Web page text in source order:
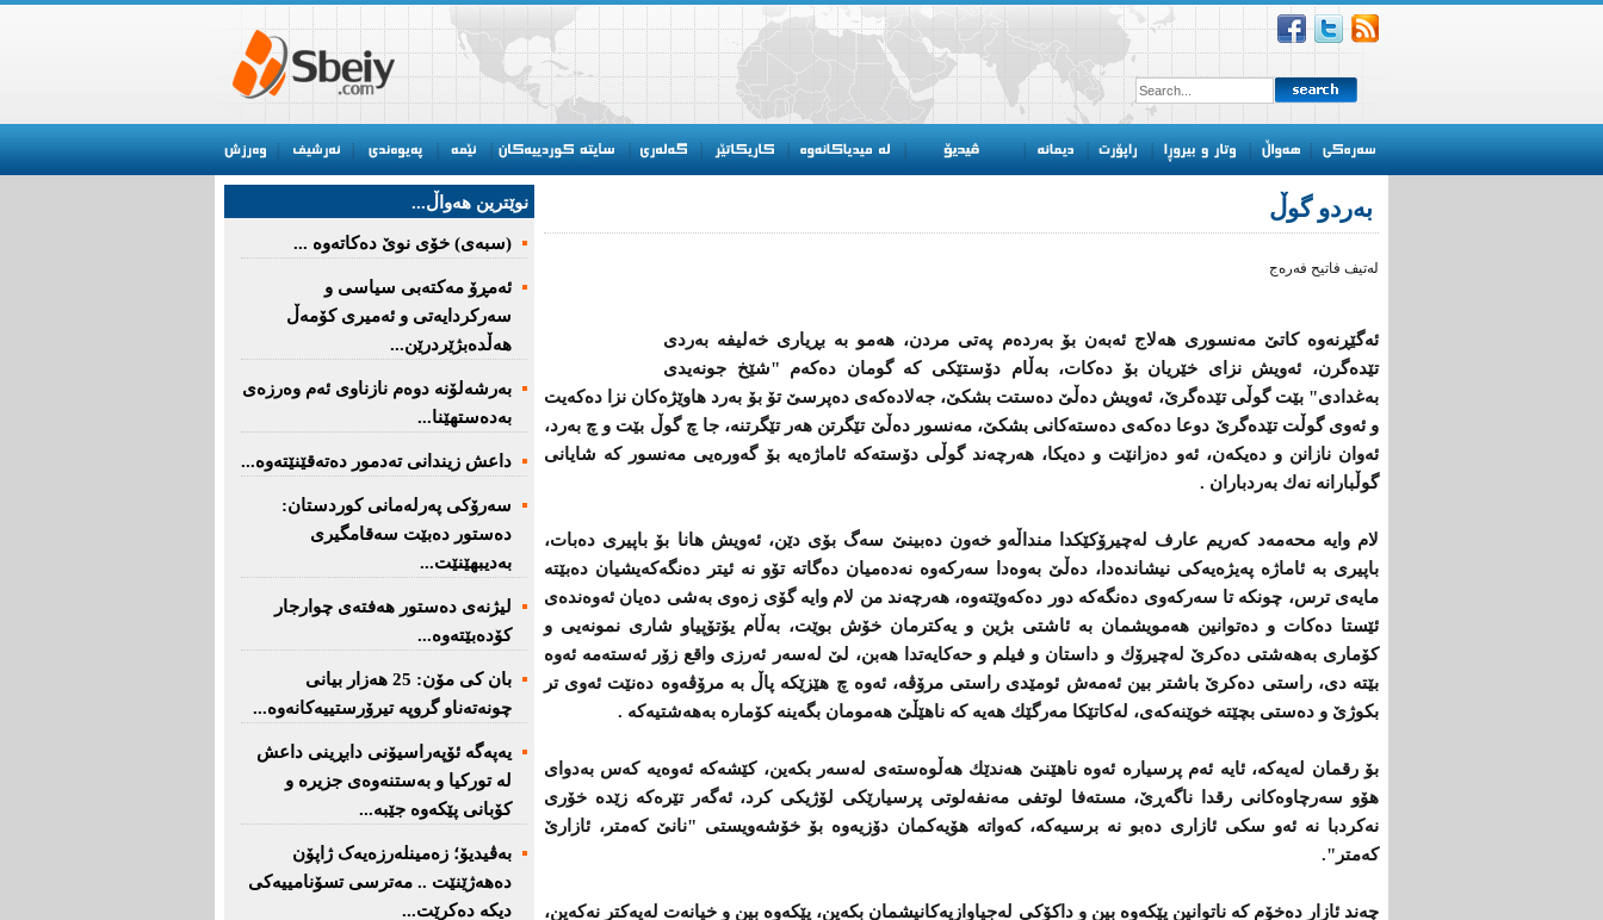
به‌ردو گوڵ
له‌تیف فاتیح فه‌ره‌ج
ئه‌گێڕنه‌وه‌ كاتێ‌ مه‌نسوری‌ هه‌لاج ئه‌به‌ن بۆ به‌رده‌م په‌تی‌ مردن، هه‌مو به‌ بڕیاری‌ خه‌لیفه‌ به‌ردی‌
تێده‌گرن، ئه‌ویش نزای‌ خێریان بۆ ده‌كات، بەڵام دۆستێكی‌ كه‌ گومان ده‌كه‌م "شێخ جونه‌یدی‌
به‌غدادی‌" بێت گوڵی‌ تێده‌گرێ‌، ئه‌ویش ده‌ڵێ‌ ده‌ستت بشكێ‌، جه‌لاده‌كه‌ی‌ ده‌پرسێ‌ تۆ بۆ به‌رد هاوێژه‌كان نزا ده‌كه‌یت
و ئه‌وی‌ گوڵت تێده‌گرێ‌ دوعا ده‌كه‌ی‌ ده‌سته‌كانی‌ بشكێ‌، مه‌نسور ده‌ڵێ‌ تێگرتن هه‌ر تێگرتنه‌، جا چ گوڵ بێت و چ به‌رد،
ئه‌وان نازانن و ده‌یكه‌ن، ئه‌و ده‌زانێت و ده‌یكا، هه‌رچه‌ند گوڵی‌ دۆسته‌كه‌ ئاماژه‌یه‌ بۆ گه‌وره‌یی‌ مه‌نسور كه‌ شایانی‌
گوڵبارانه‌ نه‌ك به‌ردباران .
لام وایه‌ محه‌مه‌د كه‌ریم عارف له‌چیرۆكێكدا منداڵه‌و خه‌ون ده‌بینێ‌ سه‌گ بۆی‌ دێن، ئه‌ویش هانا بۆ باپیری‌ ده‌بات،
باپیری‌ به‌ ئاماژه‌ په‌یژه‌یه‌كی‌ نیشانده‌دا، ده‌ڵێ‌ به‌وه‌دا سه‌ركه‌وه‌ نه‌ده‌میان ده‌گاته‌ تۆو نه‌ ئیتر ده‌نگه‌كه‌یشیان ده‌بێته‌
مایه‌ی‌ ترس، چونكه‌ تا سه‌ركه‌وی‌ ده‌نگه‌كه‌ دور ده‌كه‌وێته‌وه‌، هه‌رچه‌ند من لام وایه‌ گۆی‌ زه‌وی‌ به‌شی‌ ده‌یان ئه‌وه‌نده‌ی‌
ئێستا ده‌كات و ده‌توانین هه‌مویشمان به‌ ئاشتی‌ بژین و یه‌كترمان خۆش بوێت، بەڵام یۆتۆپیاو شاری‌ نمونه‌یی‌ و
كۆماری‌ به‌هه‌شتی‌ ده‌كرێ‌ له‌چیرۆك و داستان و فیلم و حه‌كایه‌تدا هه‌بن، لێ‌ له‌سه‌ر ئه‌رزی‌ واقع زۆر ئه‌سته‌مه‌ ئه‌وه‌
بێته‌ دی‌، راستی‌ ده‌كرێ‌ باشتر بین ئه‌مه‌ش ئومێدی‌ راستی‌ مرۆڤه‌، ئه‌وه‌ چ هێزێكه‌ پاڵ به‌ مرۆڤه‌وه‌ ده‌نێت ئه‌وی‌ تر
بكوژێ‌ و ده‌ستی‌ بچێته‌ خوێنه‌كه‌ی‌، له‌كاتێكا مه‌رگێك هه‌یه‌ كه‌ ناهێڵێ‌ هه‌مومان بگه‌ینه‌ كۆماره‌ به‌هه‌شتیه‌كه‌ .
بۆ رقمان له‌یه‌كه‌، ئایه‌ ئه‌م پرسیاره‌ ئه‌وه‌ ناهێنێ‌ هه‌ندێك هه‌ڵوه‌سته‌ی‌ له‌سه‌ر بكه‌ین، كێشه‌كه‌ ئه‌وه‌یه‌ كه‌س به‌دوای‌
هۆو سه‌رچاوه‌كانی‌ رقدا ناگه‌ڕێ‌، مسته‌فا لوتفی‌ مه‌نفه‌لوتی‌ پرسیارێكی‌ لۆژیكی‌ كرد، ئه‌گه‌ر تێره‌كه‌ زێده‌ خۆری‌
نه‌كردبا نه‌ ئه‌و سكی‌ ئازاری‌ ده‌بو نه‌ برسیه‌كه‌، كه‌واته‌ هۆیه‌كمان دۆزیه‌وه‌ بۆ خۆشه‌ویستی‌ "نانێ‌ كه‌متر، ئازارێ‌
كه‌متر".
چه‌ند ئازار ده‌خۆم كه‌ ناتوانین پێكه‌وه‌ بین و داكۆكی‌ له‌جیاوازیه‌كانیشمان بكه‌ین، پێكه‌وه‌ بین و خیانه‌ت له‌یه‌كتر نه‌كه‌ین،
نوێترین هه‌واڵ...
(سبەى) خۆى نوێ دەکاتەوە ...
ئه‌مڕۆ مه‌كته‌بی‌ سیاسی‌ و
سه‌ركردایه‌تی‌ و ئه‌میری‌ كۆمه‌ڵ
هەڵدەبژێردرێن...
به‌رشه‌لۆنه‌ دوه‌م نازناوی ئه‌م وه‌رزه‌ی
به‌ده‌ستهێنا...
داعش زیندانی تەدمور دەتەقێنێتەوە...
سەرۆكی پەرلەمانی كوردستان:
دەستور دەبێت سەقامگیری
بەدیبهێنێت...
لیژنەی دەستور هەفتەی چوارجار
كۆدەبێتەوە...
بان كی مۆن: 25 هەزار بیانی
چونەتەناو گروپە تیرۆرستییەكانەوە...
یەپەگە ئۆپەراسیۆنی دابڕینی داعش
لە تورکیا و بەستنەوەی جزیرە و
کۆبانی پێکەوە جێبە...
بەڤیدیۆ؛ زەمینلەرزەیەک ژاپۆن
دەهەژێنێت .. مەترسی تسۆنامییەکی
دیکە دەکرێت...